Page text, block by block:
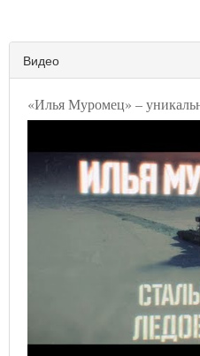
Видео
«Илья Муромец» –